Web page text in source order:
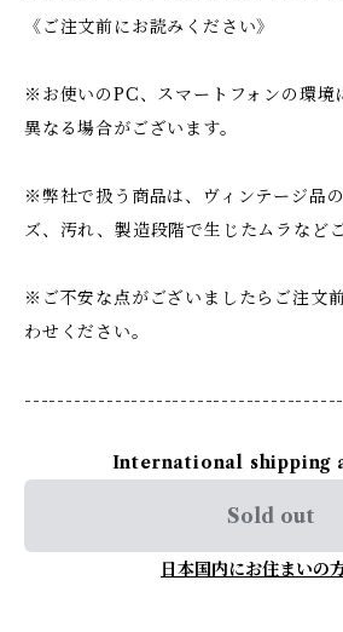
《ご注文前にお読みください》
※お使いのPC、スマートフォンの環境
異なる場合がございます。
※弊社で扱う商品は、ヴィンテージ品
ズ、汚れ、製造段階で生じたムラなどご
※ご不安な点がございましたらご注文
わせください。
International shipping
Sold out
日本国内にお住まいの